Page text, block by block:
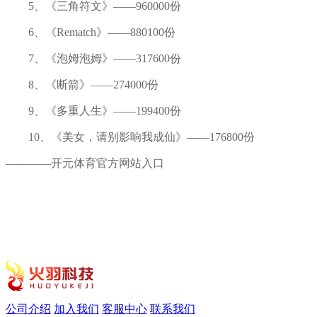
5、《三角符文》——960000份
6、《Rematch》——880100份
7、《泡姆泡姆》——317600份
8、《断箭》——274000份
9、《多重人生》——199400份
10、《美女，请别影响我成仙》——176800份
————开元体育官方网站入口
公司介绍 加入我们 客服中心 联系我们